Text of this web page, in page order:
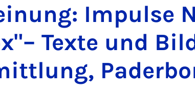
Im­pul­se
Tex­te und